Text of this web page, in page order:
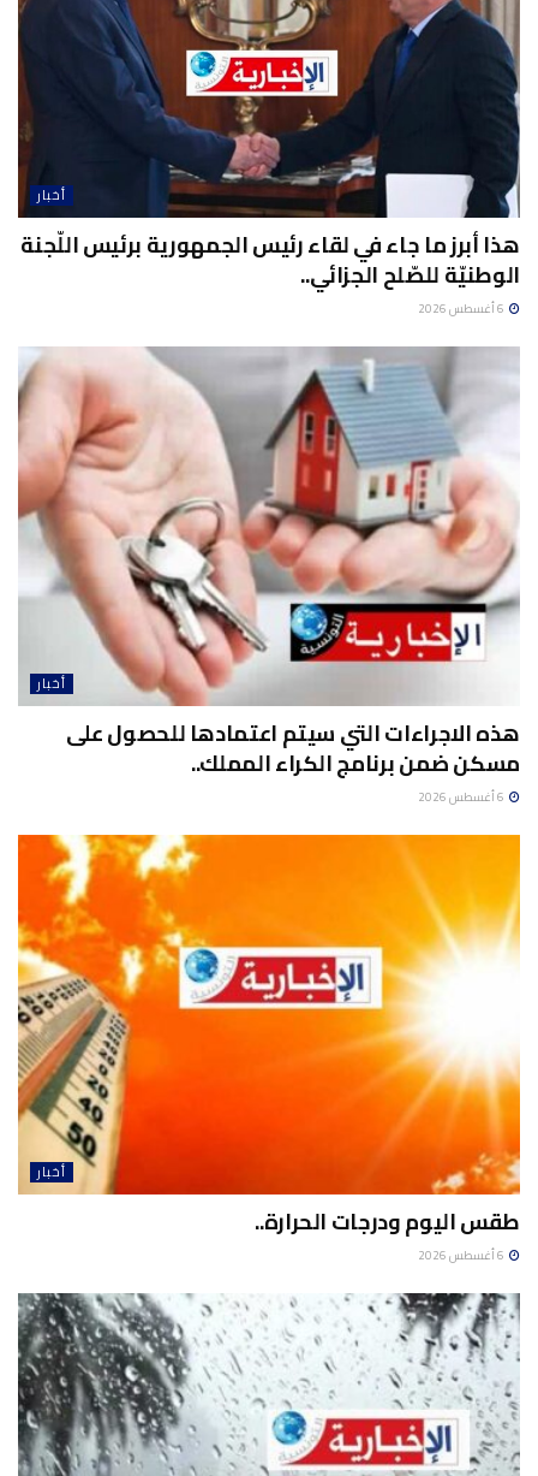
أخبار
هذا أبرز ما جاء في لقاء رئيس الجمهورية برئيس اللّجنة
الوطنيّة للصّلح الجزائي..
أخبار
هذه الاجراءات التي سيتم اعتمادها للحصول على
مسكن ضمن برنامج الكراء المملك..
أخبار
طقس اليوم ودرجات الحرارة..